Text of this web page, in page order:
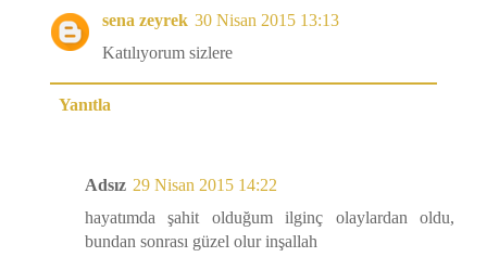
sena zeyrek 30 Nisan 2015 13:13
Katılıyorum sizlere
Yanıtla
Adsız 29 Nisan 2015 14:22
hayatımda şahit olduğum ilginç olaylardan oldu,
bundan sonrası güzel olur inşallah